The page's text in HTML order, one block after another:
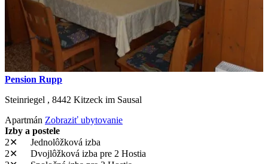
Pension Rupp
Steinriegel , 8442 Kitzeck im Sausal
Apartmán Zobraziť ubytovanie
Izby a postele
2✕
Jednolôžková izba
2✕
Dvojlôžková izba pre 2 Hostia